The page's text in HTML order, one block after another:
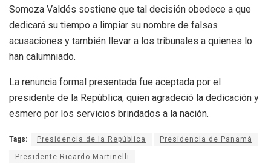
Somoza Valdés sostiene que tal decisión obedece a que
dedicará su tiempo a limpiar su nombre de falsas
acusaciones y también llevar a los tribunales a quienes lo
han calumniado.
La renuncia formal presentada fue aceptada por el
presidente de la República, quien agradeció la dedicación y
esmero por los servicios brindados a la nación.
Tags: Presidencia de la República Presidencia de Panamá
Presidente Ricardo Martinelli